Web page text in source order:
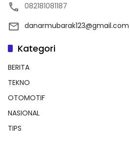
082181081187
danarmubarak123@gmail.com
Kategori
BERITA
TEKNO
OTOMOTIF
NASIONAL
TIPS